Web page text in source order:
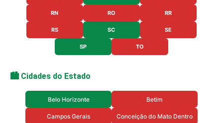
RN RO RR
RS SC SE
SP TO
🏙️ Cidades do Estado
Belo Horizonte Betim
Campos Gerais Conceição do Mato Dentro